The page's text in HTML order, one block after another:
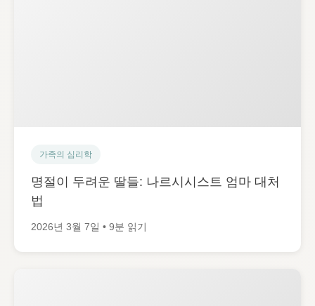
가족의 심리학
명절이 두려운 딸들: 나르시시스트 엄마 대처
법
2026년 3월 7일 • 9분 읽기